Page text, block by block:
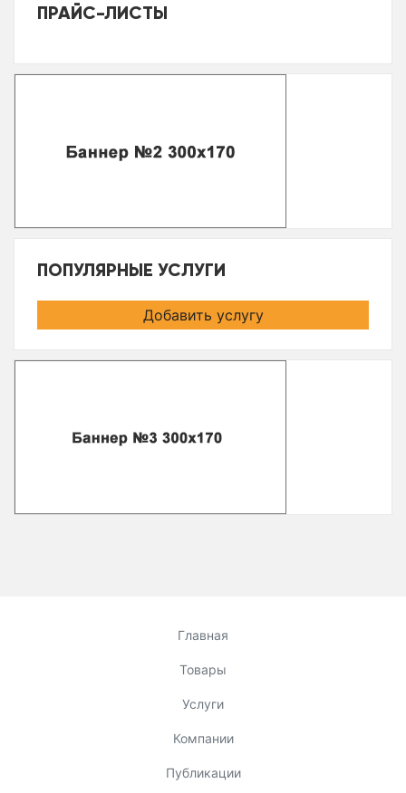
ПРАЙС-ЛИСТЫ
ПОПУЛЯРНЫЕ УСЛУГИ
Добавить услугу
Главная
Товары
Услуги
Компании
Публикации